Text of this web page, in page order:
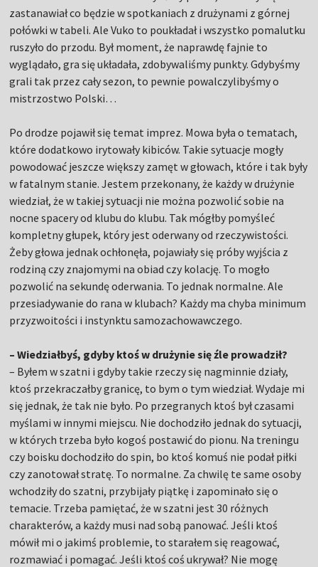
zastanawiał co będzie w spotkaniach z drużynami z górnej
połówki w tabeli. Ale Vuko to poukładał i wszystko pomalutku
ruszyło do przodu. Był moment, że naprawdę fajnie to
wyglądało, gra się układała, zdobywaliśmy punkty. Gdybyśmy
grali tak przez cały sezon, to pewnie powalczylibyśmy o
mistrzostwo Polski…
Po drodze pojawił się temat imprez. Mowa była o tematach,
które dodatkowo irytowały kibiców. Takie sytuacje mogły
powodować jeszcze większy zamęt w głowach, które i tak były
w fatalnym stanie. Jestem przekonany, że każdy w drużynie
wiedział, że w takiej sytuacji nie można pozwolić sobie na
nocne spacery od klubu do klubu. Tak mógłby pomyśleć
kompletny głupek, który jest oderwany od rzeczywistości.
Żeby głowa jednak ochłonęła, pojawiały się próby wyjścia z
rodziną czy znajomymi na obiad czy kolację. To mogło
pozwolić na sekundę oderwania. To jednak normalne. Ale
przesiadywanie do rana w klubach? Każdy ma chyba minimum
przyzwoitości i instynktu samozachowawczego.
– Wiedziałbyś, gdyby ktoś w drużynie się źle prowadził?
– Byłem w szatni i gdyby takie rzeczy się nagminnie działy,
ktoś przekraczałby granicę, to bym o tym wiedział. Wydaje mi
się jednak, że tak nie było. Po przegranych ktoś był czasami
myślami w innymi miejscu. Nie dochodziło jednak do sytuacji,
w których trzeba było kogoś postawić do pionu. Na treningu
czy boisku dochodziło do spin, bo ktoś komuś nie podał piłki
czy zanotował stratę. To normalne. Za chwilę te same osoby
wchodziły do szatni, przybijały piątkę i zapominało się o
temacie. Trzeba pamiętać, że w szatni jest 30 różnych
charakterów, a każdy musi nad sobą panować. Jeśli ktoś
mówił mi o jakimś problemie, to starałem się reagować,
rozmawiać i pomagać. Jeśli ktoś coś ukrywał? Nie mogę